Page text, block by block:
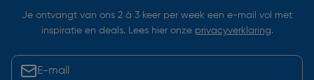
Je ontvangt van ons 2 à 3 keer per week een e-mail vol met
inspiratie en deals. Lees hier onze privacyverklaring.